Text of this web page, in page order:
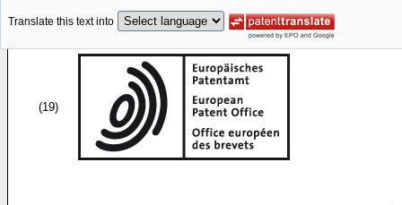
Translate this text into
(19)